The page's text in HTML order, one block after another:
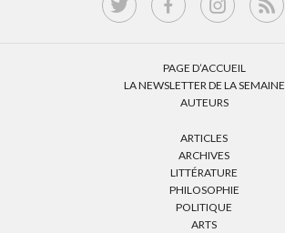
PAGE D’ACCUEIL
LA NEWSLETTER DE LA SEMAINE
AUTEURS
ARTICLES
ARCHIVES
LITTÉRATURE
PHILOSOPHIE
POLITIQUE
ARTS